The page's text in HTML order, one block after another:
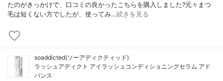
たのがきっかけで、口コミの良かったこちらを購入しました?元々まつ
毛は短くない方でしたが、使ってみ…続きを見る
soaddicted(ソーアディクティッド)
ラッシュアディクト アイラッシュコンディショニングセラム アド
バンス